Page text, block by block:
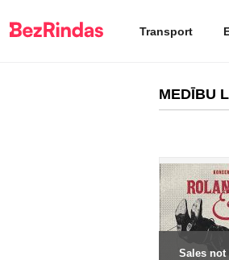
Transport
MEDĪBU
Sales not